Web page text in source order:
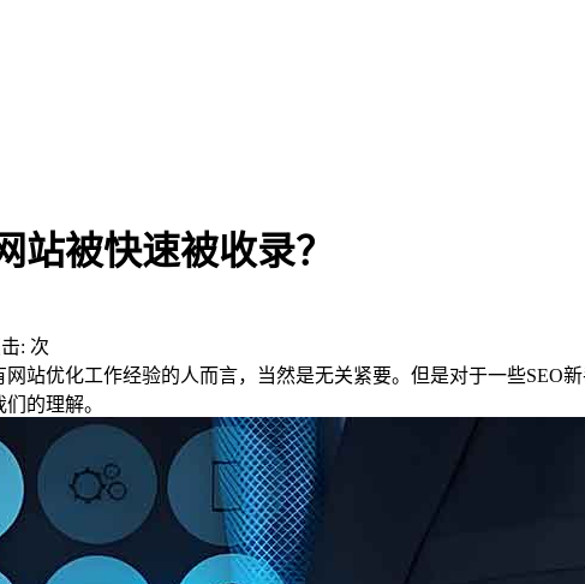
站被快速被收录？
: 次
站优化工作经验的人而言，当然是无关紧要。但是对于一些SEO
的理解。